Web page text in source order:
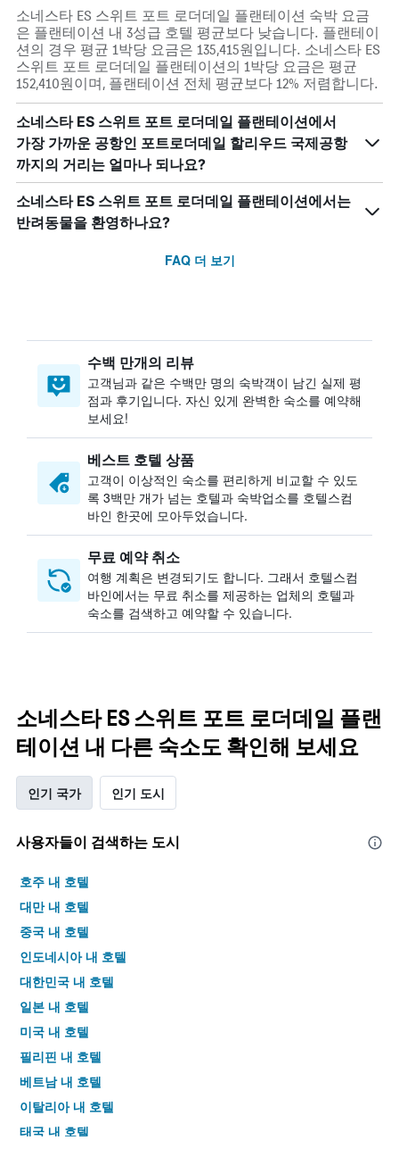
소네스타 ES 스위트 포트 로더데일 플랜테이션 숙박 요금
은 플랜테이션 내 3성급 호텔 평균보다 낮습니다. 플랜테이
션의 경우 평균 1박당 요금은 135,415원입니다. 소네스타 ES
스위트 포트 로더데일 플랜테이션의 1박당 요금은 평균
152,410원이며, 플랜테이션 전체 평균보다 12% 저렴합니다.
소네스타 ES 스위트 포트 로더데일 플랜테이션에서
가장 가까운 공항인 포트로더데일 할리우드 국제공항
까지의 거리는 얼마나 되나요?
소네스타 ES 스위트 포트 로더데일 플랜테이션에서는
반려동물을 환영하나요?
FAQ 더 보기
수백 만개의 리뷰
고객님과 같은 수백만 명의 숙박객이 남긴 실제 평
점과 후기입니다. 자신 있게 완벽한 숙소를 예약해
보세요!
베스트 호텔 상품
고객이 이상적인 숙소를 편리하게 비교할 수 있도
록 3백만 개가 넘는 호텔과 숙박업소를 호텔스컴
바인 한곳에 모아두었습니다.
무료 예약 취소
여행 계획은 변경되기도 합니다. ​그래서 호텔스컴
바인에서는 무료 취소를 제공하는 업체의 호텔과
숙소를 검색하고 예약할 수 있습니다.
소네스타 ES 스위트 포트 로더데일 플랜
테이션 내 다른 숙소도 확인해 보세요
인기 국가 인기 도시
사용자들이 검색하는 도시
호주 내 호텔
대만 내 호텔
중국 내 호텔
인도네시아 내 호텔
대한민국 내 호텔
일본 내 호텔
미국 내 호텔
필리핀 내 호텔
베트남 내 호텔
이탈리아 내 호텔
태국 내 호텔